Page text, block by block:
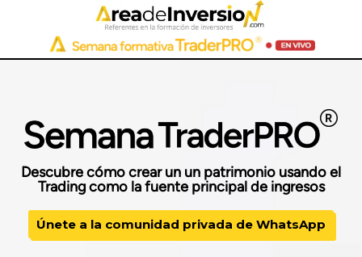
Descubre cómo crear un un patrimonio usando el
Trading como la fuente principal de ingresos
Únete a la comunidad privada de WhatsApp